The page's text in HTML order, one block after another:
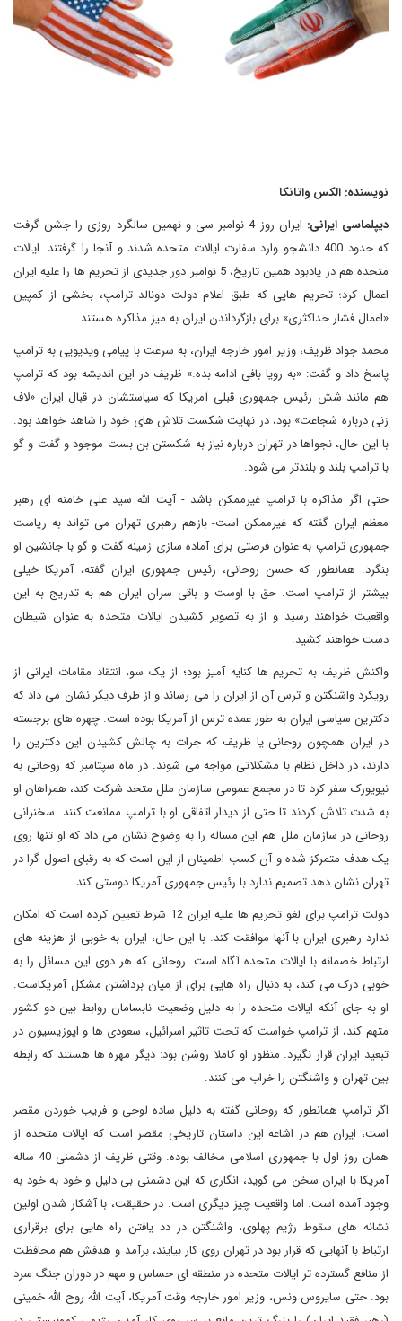
نویسنده: الکس واتانکا
دیپلماسی ایرانی:
ایران روز 4 نوامبر سی و نهمین سالگرد روزی را جشن گرفت
که حدود 400 دانشجو وارد سفارت ایالات متحده شدند و آنجا را گرفتند. ایالات
متحده هم در یادبود همین تاریخ، 5 نوامبر دور جدیدی از تحریم ها را علیه ایران
اعمال کرد؛ تحریم هایی که طبق اعلام دولت دونالد ترامپ، بخشی از کمپین
«اعمال فشار حداکثری» برای بازگرداندن ایران به میز مذاکره هستند.
محمد جواد ظریف، وزیر امور خارجه ایران، به سرعت با پیامی ویدیویی به ترامپ
پاسخ داد و گفت: «به رویا بافی ادامه بده.» ظریف در این اندیشه بود که ترامپ
هم مانند شش رئیس جمهوری قبلی آمریکا که سیاستشان در قبال ایران «لاف
زنی درباره شجاعت» بود، در نهایت شکست تلاش های خود را شاهد خواهد بود.
با این حال، نجواها در تهران درباره نیاز به شکستن بن بست موجود و گفت و گو
با ترامپ بلند و بلندتر می شود.
حتی اگر مذاکره با ترامپ غیرممکن باشد - آیت الله سید علی خامنه ای رهبر
معظم ایران گفته که غیرممکن است- بازهم رهبری تهران می تواند به ریاست
جمهوری ترامپ به عنوان فرصتی برای آماده سازی زمینه گفت و گو با جانشین او
بنگرد. همانطور که حسن روحانی، رئیس جمهوری ایران گفته، آمریکا خیلی
بیشتر از ترامپ است. حق با اوست و باقی سران ایران هم به تدریج به این
واقعیت خواهند رسید و از به تصویر کشیدن ایالات متحده به عنوان شیطان
دست خواهند کشید.
واکنش ظریف به تحریم ها کنایه آمیز بود؛ از یک سو، انتقاد مقامات ایرانی از
رویکرد واشنگتن و ترس آن از ایران را می رساند و از طرف دیگر نشان می داد که
دکترین سیاسی ایران به طور عمده ترس از آمریکا بوده است. چهره های برجسته
در ایران همچون روحانی یا ظریف که جرات به چالش کشیدن این دکترین را
دارند، در داخل نظام با مشکلاتی مواجه می شوند. در ماه سپتامبر که روحانی به
نیویورک سفر کرد تا در مجمع عمومی سازمان ملل متحد شرکت کند، همراهان او
به شدت تلاش کردند تا حتی از دیدار اتفاقی او با ترامپ ممانعت کنند. سخنرانی
روحانی در سازمان ملل هم این مساله را به وضوح نشان می داد که او تنها روی
یک هدف متمرکز شده و آن کسب اطمینان از این است که به رقبای اصول گرا در
تهران نشان دهد تصمیم ندارد با رئیس جمهوری آمریکا دوستی کند.
دولت ترامپ برای لغو تحریم ها علیه ایران 12 شرط تعیین کرده است که امکان
ندارد رهبری ایران با آنها موافقت کند. با این حال، ایران به خوبی از هزینه های
ارتباط خصمانه با ایالات متحده آگاه است. روحانی که هر دوی این مسائل را به
خوبی درک می کند، به دنبال راه هایی برای از میان برداشتن مشکل آمریکاست.
او به جای آنکه ایالات متحده را به دلیل وضعیت نابسامان روابط بین دو کشور
متهم کند، از ترامپ خواست که تحت تاثیر اسرائیل، سعودی ها و اپوزیسیون در
تبعید ایران قرار نگیرد. منظور او کاملا روشن بود: دیگر مهره ها هستند که رابطه
بین تهران و واشنگتن را خراب می کنند.
اگر ترامپ همانطور که روحانی گفته به دلیل ساده لوحی و فریب خوردن مقصر
است، ایران هم در اشاعه این داستان تاریخی مقصر است که ایالات متحده از
همان روز اول با جمهوری اسلامی مخالف بوده. وقتی ظریف از دشمنی 40 ساله
آمریکا با ایران سخن می گوید، انگاری که این دشمنی بی دلیل و خود به خود به
وجود آمده است. اما واقعیت چیز دیگری است. در حقیقت، با آشکار شدن اولین
نشانه های سقوط رژیم پهلوی، واشنگتن در دد یافتن راه هایی برای برقراری
ارتباط با آنهایی که قرار بود در تهران روی کار بیایند، برآمد و هدفش هم محافظت
از منافع گسترده تر ایالات متحده در منطقه ای حساس و مهم در دوران جنگ سرد
بود. حتی سایروس ونس، وزیر امور خارجه وقت آمریکا، آیت الله روح الله خمینی